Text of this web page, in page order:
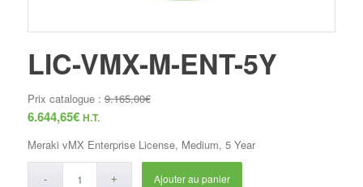
LIC-VMX-M-ENT-5Y
Prix catalogue :9.165,00€
6.644,65€ H.T.
Meraki vMX Enterprise License, Medium, 5 Year
Ajouter au panier